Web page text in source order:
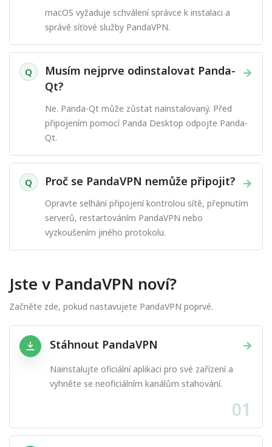
macOS vyžaduje schválení správce k instalaci a
správě síťové služby PandaVPN.
Q →
Musím nejprve odinstalovat Panda-
Qt?
Ne. Panda-Qt může zůstat nainstalovaný. Před
připojením pomocí Panda Desktop odpojte Panda-
Qt.
Q →
Proč se PandaVPN nemůže připojit?
Opravte selhání připojení kontrolou sítě, přepnutím
serverů, restartováním PandaVPN nebo
vyzkoušením jiného protokolu.
Jste v PandaVPN noví?
Začněte zde, pokud nastavujete PandaVPN poprvé.
→
Stáhnout PandaVPN
Nainstalujte oficiální aplikaci pro své zařízení a
vyhněte se neoficiálním kanálům stahování.
01